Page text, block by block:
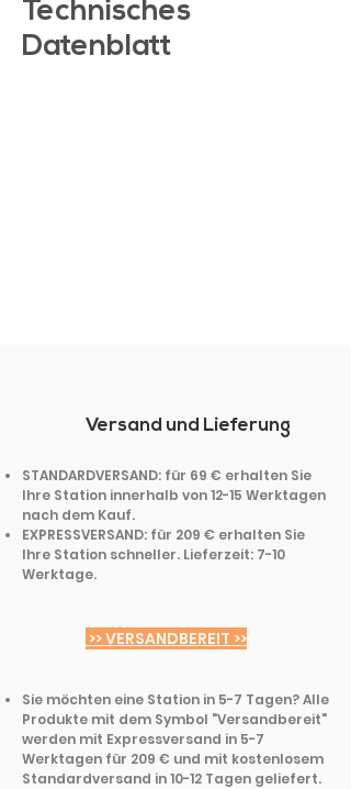
Technisches
Datenblatt
Versand und Lieferung
STANDARDVERSAND: für 69 € erhalten Sie
Ihre Station innerhalb von 12-15 Werktagen
nach dem Kauf.
EXPRESSVERSAND: für 209 € erhalten Sie
Ihre Station schneller. Lieferzeit: 7-10
Werktage.
>> VERSANDBEREIT >>
Sie möchten eine Station in 5-7 Tagen? Alle
Produkte mit dem Symbol "Versandbereit"
werden mit Expressversand in 5-7
Werktagen für 209 € und mit kostenlosem
Standardversand in 10-12 Tagen geliefert.